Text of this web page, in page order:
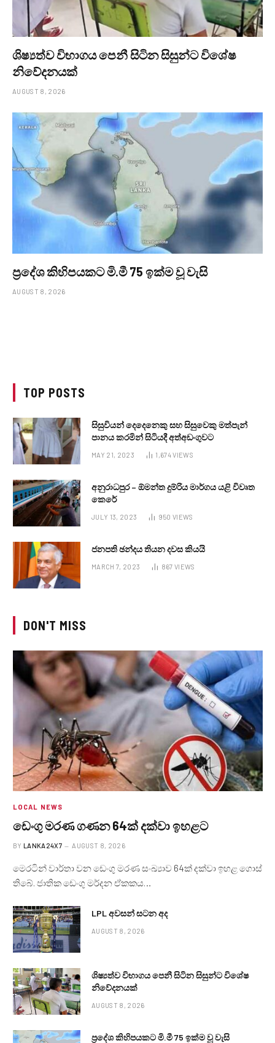
ශිෂ්‍යත්ව විභාගය පෙනී සිටින සිසුන්ට විශේෂ
නිවේදනයක්
AUGUST 8, 2026
ප්‍රදේශ කිහිපයකට මි.මී 75 ඉක්ම වූ වැසි
AUGUST 8, 2026
TOP POSTS
සිසුවියන් දෙදෙනෙකු සහ සිසුවෙකු මත්පැන්
පානය කරමින් සිටියදී අත්අඩංගුවට
MAY 21, 2023 1,674VIEWS
අනුරාධපුර – ඕමන්ත දුම්රිය මාර්ගය යළි විවෘත
කෙරේ
JULY 13, 2023 950 VIEWS
ජනපති ඡන්දය තියන දවස කියයි
MARCH 7, 2023 867 VIEWS
DON'T MISS
LOCAL NEWS
ඩෙංගු මරණ ගණන 64ක් දක්වා ඉහළට
BY LANKA24X7 AUGUST 8, 2026
මෙරටින් වාර්තා වන ඩෙංගු මරණ සංඛ්‍යාව 64ක් දක්වා ඉහළ ගොස්
තිබේ. ජාතික ඩෙංගු මර්දන ඒකකය…
LPL අවසන් සටන අද
AUGUST 8, 2026
ශිෂ්‍යත්ව විභාගය පෙනී සිටින සිසුන්ට විශේෂ
නිවේදනයක්
AUGUST 8, 2026
ප්‍රදේශ කිහිපයකට මි.මී 75 ඉක්ම වූ වැසි